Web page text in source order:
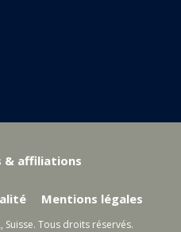
& affiliations
Mentions légales
Suisse. Tous droits réservés.